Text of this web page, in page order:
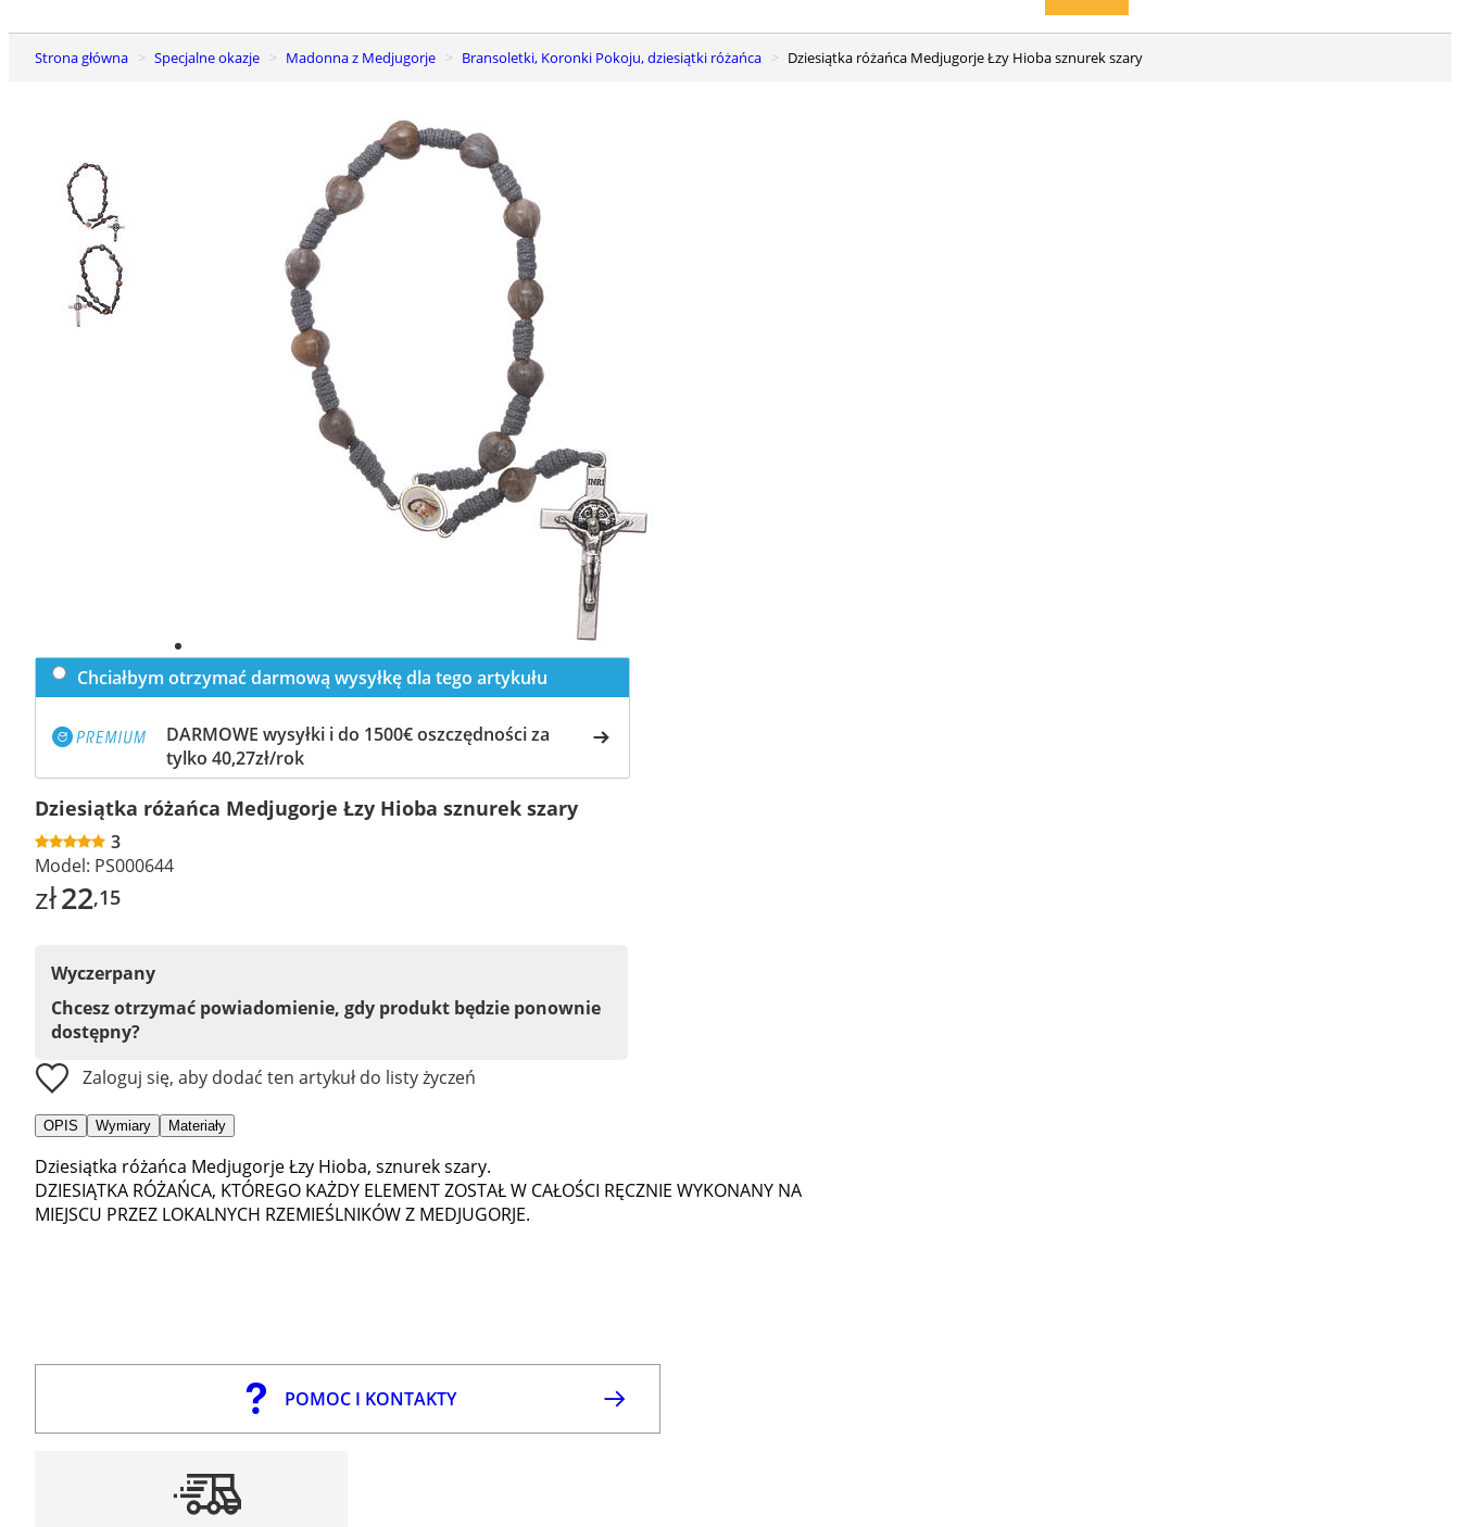
Strona główna Specjalne okazje Madonna z Medjugorje Bransoletki, Koronki Pokoju, dziesiątki różańca Dziesiątka różańca Medjugorje Łzy Hioba sznurek szary
Chciałbym otrzymać darmową wysyłkę dla tego artykułu
DARMOWE wysyłki i do 1500€ oszczędności za
tylko 40,27zł/rok
Dziesiątka różańca Medjugorje Łzy Hioba sznurek szary
3
Model: PS000644
zł22,15
Wyczerpany
Chcesz otrzymać powiadomienie, gdy produkt będzie ponownie
dostępny?
Zaloguj się, aby dodać ten artykuł do listy życzeń
OPIS Wymiary Materiały
Dziesiątka różańca Medjugorje Łzy Hioba, sznurek szary.
DZIESIĄTKA RÓŻAŃCA, KTÓREGO KAŻDY ELEMENT ZOSTAŁ W CAŁOŚCI RĘCZNIE WYKONANY NA
MIEJSCU PRZEZ LOKALNYCH RZEMIEŚLNIKÓW Z MEDJUGORJE.
POMOC I KONTAKTY